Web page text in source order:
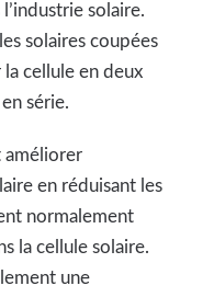
solaire.
solaires coupées
cellule en deux
série.
améliorer
en réduisant les
normalement
la cellule solaire.
une